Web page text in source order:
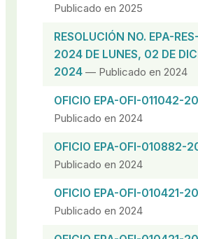
Publicado en 2025
RESOLUCIÓN NO. EPA-
2024 DE LUNES, 02 DE
2024 — Publicado en 2024
OFICIO EPA-OFI-011042-
Publicado en 2024
OFICIO EPA-OFI-010882-
Publicado en 2024
OFICIO EPA-OFI-010421-
Publicado en 2024